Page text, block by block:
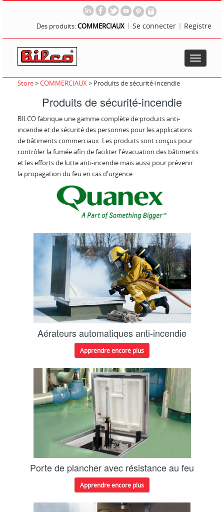
Des produits:COMMERCIAUX Se connecter Registre
Toggle
Store>COMMERCIAUX> Produits de sécurité-incendie
Produits de sécurité-incendie
BILCO fabrique une gamme complète de produits anti-
incendie et de sécurité des personnes pour les applications
de bâtiments commerciaux. Les produits sont conçus pour
contrôler la fumée afin de faciliter l'évacuation des bâtiments
et les efforts de lutte anti-incendie mais aussi pour prévenir
la propagation du feu en cas d'urgence.
Aérateurs automatiques anti-incendie
Apprendre encore plus
Porte de plancher avec résistance au feu
Apprendre encore plus